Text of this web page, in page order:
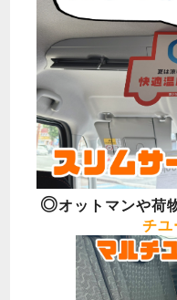
◎オットマンや荷
チユ